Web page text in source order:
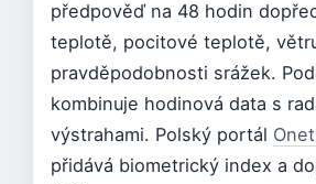
předpověď na 48 hodin
teplotě, pocitové teplotě,
pravděpodobnosti srážek.
kombinuje hodinová data s
výstrahami. Polský portál
přidává biometrický index a